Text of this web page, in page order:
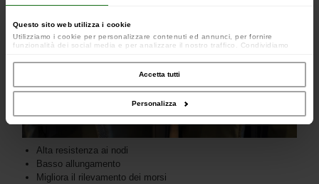
Questo sito web utilizza i cookie
Utilizziamo i cookie per personalizzare contenuti ed annunci, per fornire
funzionalità dei social media e per analizzare il nostro traffico. Condividiamo
occupano di analisi dei dati web, pubblicità e social media, i quali potrebbero
combinarle con altre informazioni che hai fornito loro o che hanno raccolto dal
Accetta tutti
Personalizza
Alta resistenza ai nodi
Basso allungamento
Migliora il rilevamento dei morsi